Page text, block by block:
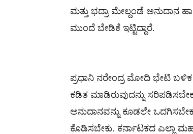
ಮತ್ತು ಭದ್ರಾ ಮೇಲ್ದಂಡೆ
ಮುಂದೆ ಬೇಡಿಕೆ ಇಟ್ಟಿದ್ದಾರೆ.
ಪ್ರಧಾನಿ ನರೇಂದ್ರ ಮೋದಿ ಭೇಟಿ
ಕಡಿತ ಮಾಡಿರುವುದನ್ನು
ಅನುದಾನವನ್ನು ಕೂಡಲೇ
ಕೊಡಿಸಬೇಕು. ಕರ್ನಾಟಕದ ಎಲ್ಲಾ